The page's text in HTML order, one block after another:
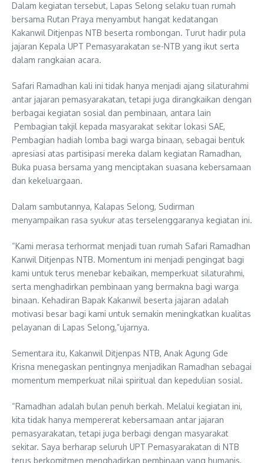
Dalam kegiatan tersebut, Lapas Selong selaku tuan rumah
bersama Rutan Praya menyambut hangat kedatangan
Kakanwil Ditjenpas NTB beserta rombongan. Turut hadir pula
jajaran Kepala UPT Pemasyarakatan se-NTB yang ikut serta
dalam rangkaian acara.
Safari Ramadhan kali ini tidak hanya menjadi ajang silaturahmi
antar jajaran pemasyarakatan, tetapi juga dirangkaikan dengan
berbagai kegiatan sosial dan pembinaan, antara lain
Pembagian takjil kepada masyarakat sekitar lokasi SAE,
Pembagian hadiah lomba bagi warga binaan, sebagai bentuk
apresiasi atas partisipasi mereka dalam kegiatan Ramadhan,
Buka puasa bersama yang menciptakan suasana kebersamaan
dan kekeluargaan.
Dalam sambutannya, Kalapas Selong, Sudirman
menyampaikan rasa syukur atas terselenggaranya kegiatan ini.
“Kami merasa terhormat menjadi tuan rumah Safari Ramadhan
Kanwil Ditjenpas NTB. Momentum ini menjadi pengingat bagi
kami untuk terus menebar kebaikan, memperkuat silaturahmi,
serta menghadirkan pembinaan yang bermakna bagi warga
binaan. Kehadiran Bapak Kakanwil beserta jajaran adalah
motivasi besar bagi kami untuk semakin meningkatkan kualitas
pelayanan di Lapas Selong,”ujarnya.
Sementara itu, Kakanwil Ditjenpas NTB, Anak Agung Gde
Krisna menegaskan pentingnya menjadikan Ramadhan sebagai
momentum memperkuat nilai spiritual dan kepedulian sosial.
“Ramadhan adalah bulan penuh berkah. Melalui kegiatan ini,
kita tidak hanya mempererat kebersamaan antar jajaran
pemasyarakatan, tetapi juga berbagi dengan masyarakat
sekitar. Saya berharap seluruh UPT Pemasyarakatan di NTB
terus berkomitmen menghadirkan pembinaan yang humanis,